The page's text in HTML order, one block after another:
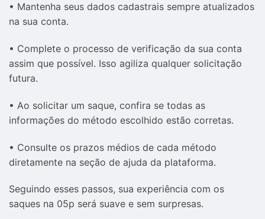
• Mantenha seus dados cadastrais sempre atualizados
na sua conta.
• Complete o processo de verificação da sua conta
assim que possível. Isso agiliza qualquer solicitação
futura.
• Ao solicitar um saque, confira se todas as
informações do método escolhido estão corretas.
• Consulte os prazos médios de cada método
diretamente na seção de ajuda da plataforma.
Seguindo esses passos, sua experiência com os
saques na 05p será suave e sem surpresas.